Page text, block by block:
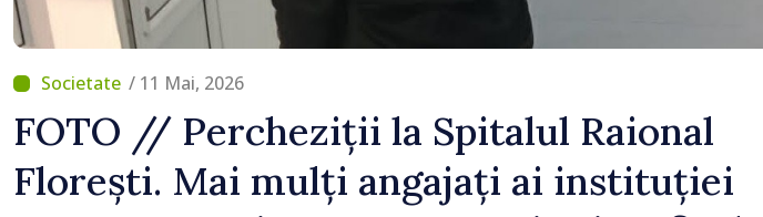
/ 11 Mai, 2026
FOTO // Percheziții la Spitalul Raional
Florești. Mai mulți angajați ai instituției